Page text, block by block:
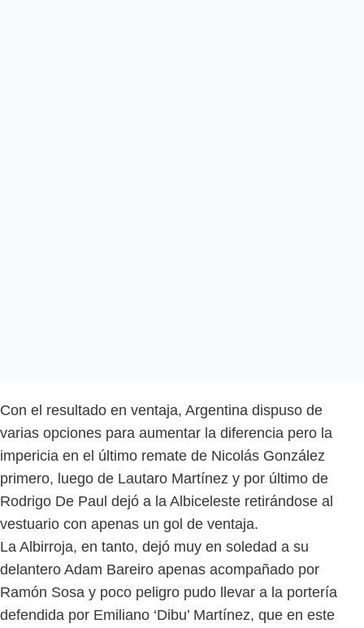
Con el resultado en ventaja, Argentina dispuso de
varias opciones para aumentar la diferencia pero la
impericia en el último remate de Nicolás González
primero, luego de Lautaro Martínez y por último de
Rodrigo De Paul dejó a la Albiceleste retirándose al
vestuario con apenas un gol de ventaja.
La Albirroja, en tanto, dejó muy en soledad a su
delantero Adam Bareiro apenas acompañado por
Ramón Sosa y poco peligro pudo llevar a la portería
defendida por Emiliano ‘Dibu’ Martínez, que en este